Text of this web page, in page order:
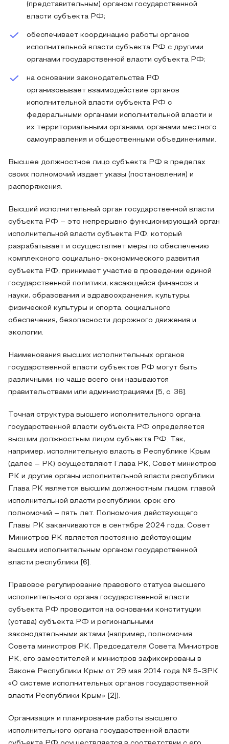
(представительным) органом государственной
власти субъекта РФ;
обеспечивает координацию работы органов
исполнительной власти субъекта РФ с другими
органами государственной власти субъекта РФ;
на основании законодательства РФ
организовывает взаимодействие органов
исполнительной власти субъекта РФ с
федеральными органами исполнительной власти и
их территориальными органами, органами местного
самоуправления и общественными объединениями.
Высшее должностное лицо субъекта РФ в пределах
своих полномочий издает указы (постановления) и
распоряжения.
Высший исполнительный орган государственной власти
субъекта РФ – это непрерывно функционирующий орган
исполнительной власти субъекта РФ, который
разрабатывает и осуществляет меры по обеспечению
комплексного социально-экономического развития
субъекта РФ, принимает участие в проведении единой
государственной политики, касающейся финансов и
науки, образования и здравоохранения, культуры,
физической культуры и спорта, социального
обеспечения, безопасности дорожного движения и
экологии.
Наименования высших исполнительных органов
государственной власти субъектов РФ могут быть
различными, но чаще всего они называются
правительствами или администрациями [5, c. 36].
Точная структура высшего исполнительного органа
государственной власти субъекта РФ определяется
высшим должностным лицом субъекта РФ. Так,
например, исполнительную власть в Республике Крым
(далее – РК) осуществляют Глава РК, Совет министров
РК и другие органы исполнительной власти республики.
Глава РК является высшим должностным лицом, главой
исполнительной власти республики, срок его
полномочий – пять лет. Полномочия действующего
Главы РК заканчиваются в сентябре 2024 года. Совет
Министров РК является постоянно действующим
высшим исполнительным органом государственной
власти республики [6].
Правовое регулирование правового статуса высшего
исполнительного органа государственной власти
субъекта РФ проводится на основании конституции
(устава) субъекта РФ и региональными
законодательными актами (например, полномочия
Совета министров РК, Председателя Совета Министров
РК, его заместителей и министров зафиксированы в
Законе Республики Крым от 29 мая 2014 года № 5-ЗРК
«О системе исполнительных органов государственной
власти Республики Крым» [2]).
Организация и планирование работы высшего
исполнительного органа государственной власти